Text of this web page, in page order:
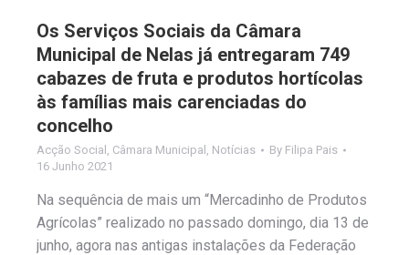
Os Serviços Sociais da Câmara
Municipal de Nelas já entregaram 749
cabazes de fruta e produtos hortícolas
às famílias mais carenciadas do
concelho
Acção Social Câmara Municipal Notícias By Filipa Pais
16 Junho 2021
Na sequência de mais um “Mercadinho de Produtos
Agrícolas” realizado no passado domingo, dia 13 de
junho, agora nas antigas instalações da Federação